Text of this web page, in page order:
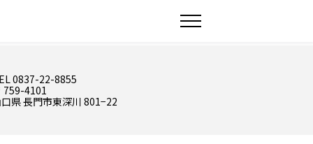
0837-22-8855
759-4101
県 長門市東深川 801−22